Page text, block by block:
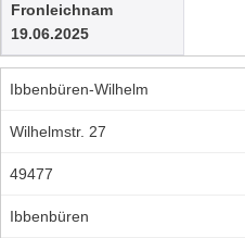
Fronleichnam
19.06.2025
Ibbenbüren-Wilhelm
Wilhelmstr. 27
49477
Ibbenbüren